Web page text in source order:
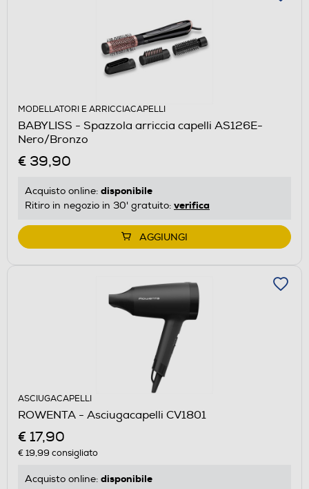
MODELLATORI E ARRICCIACAPELLI
BABYLISS - Spazzola arriccia capelli AS126E-
Nero/Bronzo
€ 39,90
Acquisto online: disponibile
Ritiro in negozio in 30' gratuito: verifica
AGGIUNGI
ASCIUGACAPELLI
ROWENTA - Asciugacapelli CV1801
€ 17,90
€ 19,99 consigliato
Acquisto online: disponibile